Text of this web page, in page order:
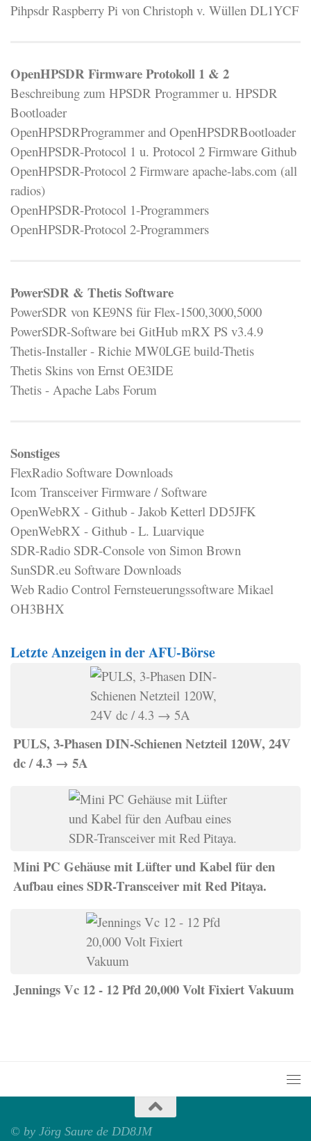
Pihpsdr Raspberry Pi von Christoph v. Wüllen DL1YCF
OpenHPSDR Firmware Protokoll 1 & 2
Beschreibung zum HPSDR Programmer u. HPSDR
Bootloader
OpenHPSDRProgrammer and OpenHPSDRBootloader
OpenHPSDR-Protocol 1 u. Protocol 2 Firmware Github
OpenHPSDR-Protocol 2 Firmware apache-labs.com (all
radios)
OpenHPSDR-Protocol 1-Programmers
OpenHPSDR-Protocol 2-Programmers
PowerSDR & Thetis Software
PowerSDR von KE9NS für Flex-1500,3000,5000
PowerSDR-Software bei GitHub mRX PS v3.4.9
Thetis-Installer - Richie MW0LGE build-Thetis
Thetis Skins von Ernst OE3IDE
Thetis - Apache Labs Forum
Sonstiges
FlexRadio Software Downloads
Icom Transceiver Firmware / Software
OpenWebRX - Github - Jakob Ketterl DD5JFK
OpenWebRX - Github - L. Luarvique
SDR-Radio SDR-Console von Simon Brown
SunSDR.eu Software Downloads
Web Radio Control Fernsteuerungssoftware Mikael
OH3BHX
Letzte Anzeigen in der AFU-Börse
PULS, 3-Phasen DIN-Schienen Netzteil 120W, 24V
dc / 4.3 → 5A
Mini PC Gehäuse mit Lüfter und Kabel für den
Aufbau eines SDR-Transceiver mit Red Pitaya.
Jennings Vc 12 - 12 Pfd 20,000 Volt Fixiert Vakuum
© by Jörg Saure de DD8JM